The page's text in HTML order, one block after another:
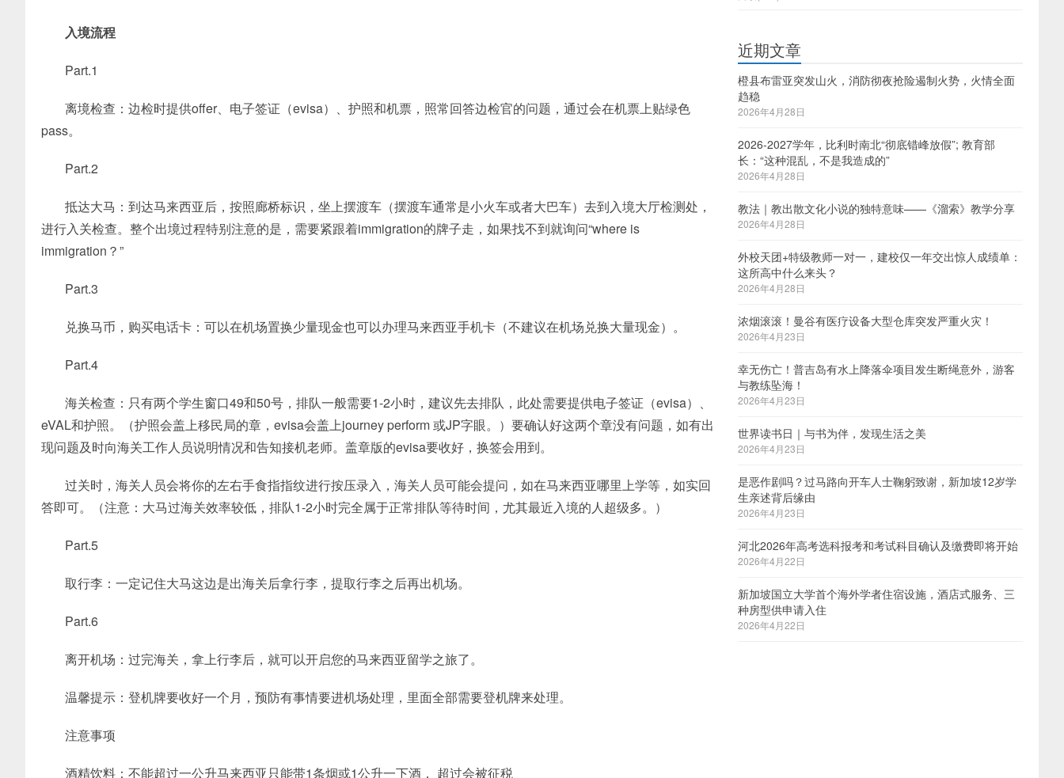
入境流程
Part.1
离境检查：边检时提供offer、电子签证（evisa）、护照和机票，照常回答边检官的问题，通过会在机票上贴绿色
pass。
Part.2
抵达大马：到达马来西亚后，按照廊桥标识，坐上摆渡车（摆渡车通常是小火车或者大巴车）去到入境大厅检测处，
进行入关检查。整个出境过程特别注意的是，需要紧跟着immigration的牌子走，如果找不到就询问“where is
immigration？”
Part.3
兑换马币，购买电话卡：可以在机场置换少量现金也可以办理马来西亚手机卡（不建议在机场兑换大量现金）。
Part.4
海关检查：只有两个学生窗口49和50号，排队一般需要1-2小时，建议先去排队，此处需要提供电子签证（evisa）、
eVAL和护照。（护照会盖上移民局的章，evisa会盖上journey perform 或JP字眼。）要确认好这两个章没有问题，如有出
现问题及时向海关工作人员说明情况和告知接机老师。盖章版的evisa要收好，换签会用到。
过关时，海关人员会将你的左右手食指指纹进行按压录入，海关人员可能会提问，如在马来西亚哪里上学等，如实回
答即可。（注意：大马过海关效率较低，排队1-2小时完全属于正常排队等待时间，尤其最近入境的人超级多。）
Part.5
取行李：一定记住大马这边是出海关后拿行李，提取行李之后再出机场。
Part.6
离开机场：过完海关，拿上行李后，就可以开启您的马来西亚留学之旅了。
温馨提示：登机牌要收好一个月，预防有事情要进机场处理，里面全部需要登机牌来处理。
注意事项
酒精饮料：不能超过一公升马来西亚只能带1条烟或1公升一下酒， 超过会被征税
近期文章
橙县布雷亚突发山火，消防彻夜抢险遏制火势，火情全面
趋稳
2026年4月28日
2026-2027学年，比利时南北“彻底错峰放假”; 教育部
长：“这种混乱，不是我造成的”
2026年4月28日
教法｜教出散文化小说的独特意味——《溜索》教学分享
2026年4月28日
外校天团+特级教师一对一，建校仅一年交出惊人成绩单：
这所高中什么来头？
2026年4月28日
浓烟滚滚！曼谷有医疗设备大型仓库突发严重火灾！
2026年4月23日
幸无伤亡！普吉岛有水上降落伞项目发生断绳意外，游客
与教练坠海！
2026年4月23日
世界读书日｜与书为伴，发现生活之美
2026年4月23日
是恶作剧吗？过马路向开车人士鞠躬致谢，新加坡12岁学
生亲述背后缘由
2026年4月23日
河北2026年高考选科报考和考试科目确认及缴费即将开始
2026年4月22日
新加坡国立大学首个海外学者住宿设施，酒店式服务、三
种房型供申请入住
2026年4月22日